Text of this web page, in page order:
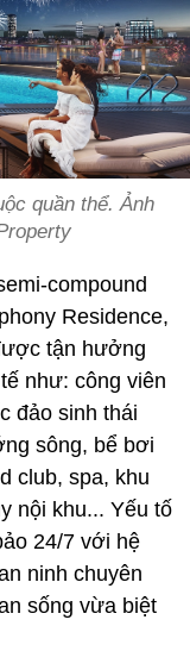
quần thể. Ảnh
compound
Residence,
tận hưởng
như: công viên
đảo sinh thái
sông, bể bơi
club, spa, khu
nội khu... Yếu tố
24/7 với hệ
ninh chuyên
sống vừa biệt